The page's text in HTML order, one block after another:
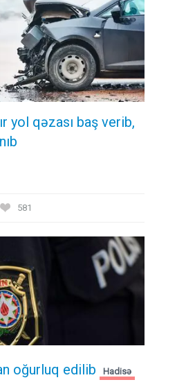
yol qəzası baş verib,
581
oğurluq edilib Hadisə